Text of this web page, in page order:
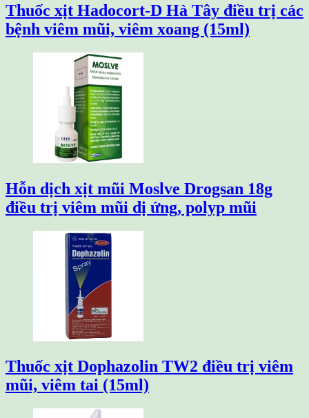
Thuốc xịt Hadocort-D Hà Tây điều trị các
bệnh viêm mũi, viêm xoang (15ml)
Hỗn dịch xịt mũi Moslve Drogsan 18g
điều trị viêm mũi dị ứng, polyp mũi
Thuốc xịt Dophazolin TW2 điều trị viêm
mũi, viêm tai (15ml)